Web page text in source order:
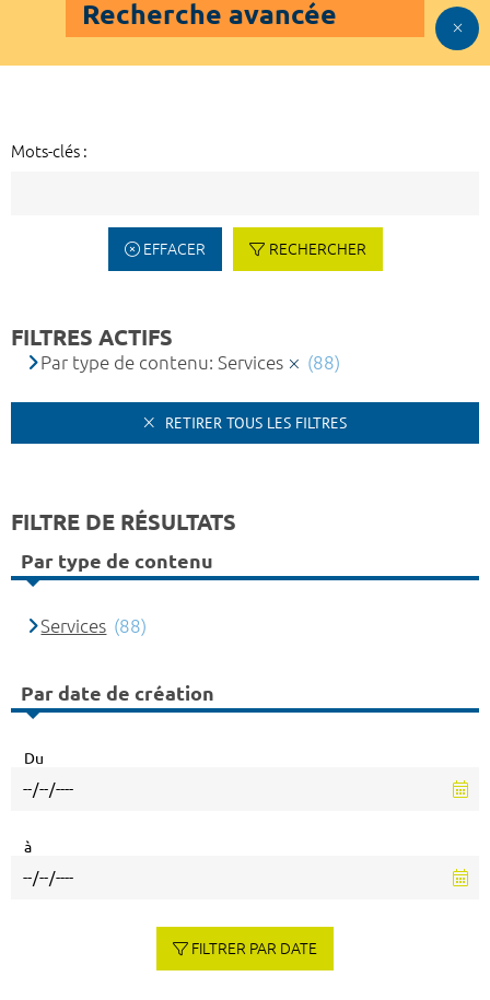
Recherche avancée
Mots-clés :
EFFACER RECHERCHER
FILTRES ACTIFS
Par type de contenu: Services (88)
RETIRER TOUS LES FILTRES
FILTRE DE RÉSULTATS
Par type de contenu
Services (88)
Par date de création
Du
à
FILTRER PAR DATE